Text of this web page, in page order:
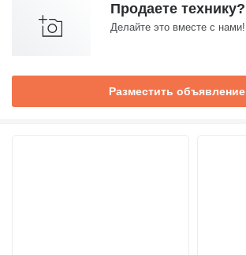
Продаете технику?
Делайте это вместе с нами!
Разместить объявление